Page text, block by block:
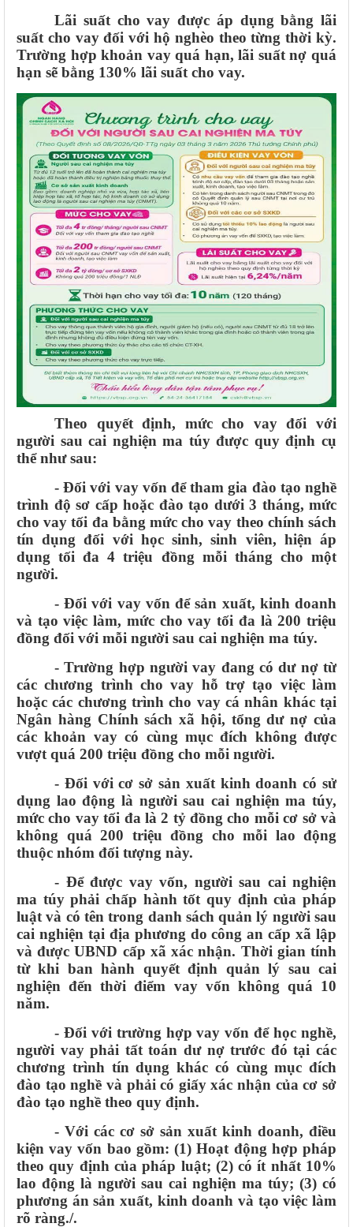
Lãi suất cho vay được áp dụng bằng lãi
suất cho vay đối với hộ nghèo theo từng thời kỳ.
Trường hợp khoản vay quá hạn, lãi suất nợ quá
hạn sẽ bằng 130% lãi suất cho vay.
Theo quyết định, mức cho vay đối với
người sau cai nghiện ma túy được quy định cụ
thể như sau:
- Đối với vay vốn để tham gia đào tạo nghề
trình độ sơ cấp hoặc đào tạo dưới 3 tháng, mức
cho vay tối đa bằng mức cho vay theo chính sách
tín dụng đối với học sinh, sinh viên, hiện áp
dụng tối đa 4 triệu đồng mỗi tháng cho một
người.
- Đối với vay vốn để sản xuất, kinh doanh
và tạo việc làm, mức cho vay tối đa là 200 triệu
đồng đối với mỗi người sau cai nghiện ma túy.
- Trường hợp người vay đang có dư nợ từ
các chương trình cho vay hỗ trợ tạo việc làm
hoặc các chương trình cho vay cá nhân khác tại
Ngân hàng Chính sách xã hội, tổng dư nợ của
các khoản vay có cùng mục đích không được
vượt quá 200 triệu đồng cho mỗi người.
- Đối với cơ sở sản xuất kinh doanh có sử
dụng lao động là người sau cai nghiện ma túy,
mức cho vay tối đa là 2 tỷ đồng cho mỗi cơ sở và
không quá 200 triệu đồng cho mỗi lao động
thuộc nhóm đối tượng này.
- Để được vay vốn, người sau cai nghiện
ma túy phải chấp hành tốt quy định của pháp
luật và có tên trong danh sách quản lý người sau
cai nghiện tại địa phương do công an cấp xã lập
và được UBND cấp xã xác nhận. Thời gian tính
từ khi ban hành quyết định quản lý sau cai
nghiện đến thời điểm vay vốn không quá 10
năm.
- Đối với trường hợp vay vốn để học nghề,
người vay phải tất toán dư nợ trước đó tại các
chương trình tín dụng khác có cùng mục đích
đào tạo nghề và phải có giấy xác nhận của cơ sở
đào tạo nghề theo quy định.
- Với các cơ sở sản xuất kinh doanh, điều
kiện vay vốn bao gồm: (1) Hoạt động hợp pháp
theo quy định của pháp luật; (2) có ít nhất 10%
lao động là người sau cai nghiện ma túy; (3) có
phương án sản xuất, kinh doanh và tạo việc làm
rõ ràng./.